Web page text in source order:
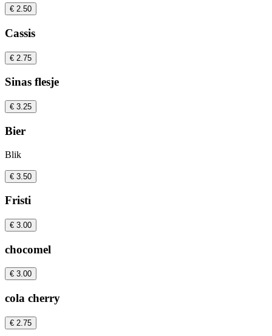
€ 2.50
Cassis
€ 2.75
Sinas flesje
€ 3.25
Bier
Blik
€ 3.50
Fristi
€ 3.00
chocomel
€ 3.00
cola cherry
€ 2.75